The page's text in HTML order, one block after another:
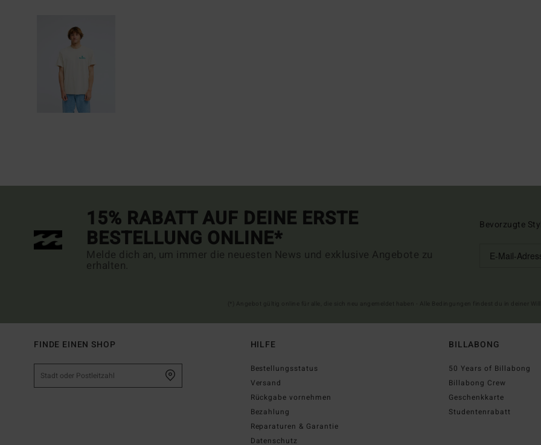
15% RABATT AUF DEINE ERSTE
BESTELLUNG ONLINE*
Melde dich an, um immer die neuesten News und exklusive Angebote zu
erhalten.
Bevorzugte
FINDE EINEN SHOP HILFE
Bestellungsstatus
Versand
Rückgabe vornehmen
Bezahlung
Reparaturen & Garantie
Datenschutz
BILLABONG
50 Years of Billabong
Billabong Crew
Geschenkkarte
Studentenrabatt